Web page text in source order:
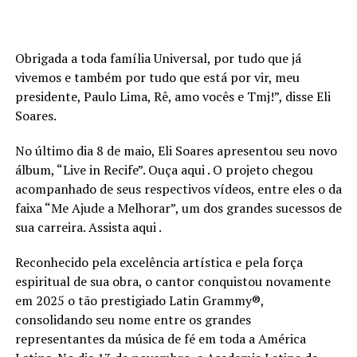
Obrigada a toda família Universal, por tudo que já
vivemos e também por tudo que está por vir, meu
presidente, Paulo Lima, Rê, amo vocês e Tmj!”, disse Eli
Soares.
No último dia 8 de maio, Eli Soares apresentou seu novo
álbum, “Live in Recife”. Ouça aqui . O projeto chegou
acompanhado de seus respectivos vídeos, entre eles o da
faixa “Me Ajude a Melhorar”, um dos grandes sucessos de
sua carreira. Assista aqui .
Reconhecido pela excelência artística e pela força
espiritual de sua obra, o cantor conquistou novamente
em 2025 o tão prestigiado Latin Grammy®️,
consolidando seu nome entre os grandes
representantes da música de fé em toda a América